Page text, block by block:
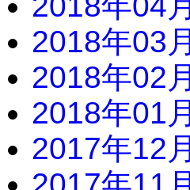
2018年03月
2018年02月
2018年01月
2017年12月